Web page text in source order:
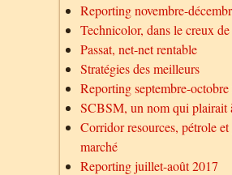
Reporting novembre-
Technicolor, dans le creux
Passat, net-net rentable
Stratégies des meilleurs
Reporting septembre-octobre
SCBSM, un nom qui plairait
Corridor resources, pétrole et
marché
Reporting juillet-août 2017